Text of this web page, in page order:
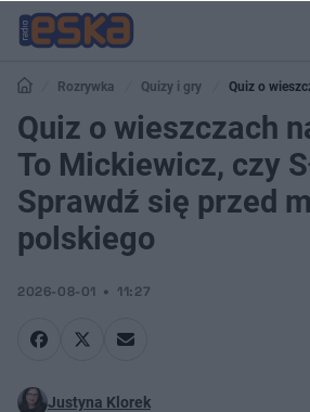
Rozrywka Quizy i gry
Quiz o
Mickiewicz, czy Słowacki? Sprawdź się przed
Quiz o wieszczach
To Mickiewicz, czy
Sprawdź się przed
polskiego
2026-08-01 11:27
Justyna Klorek